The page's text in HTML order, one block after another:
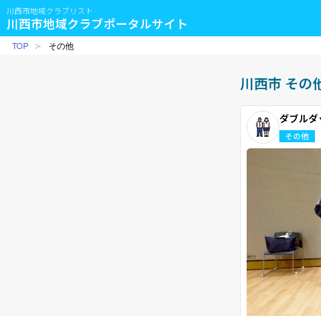
川西市地域クラブリスト
川西市地域クラブポータルサイト
TOP その他
川西市 その
ダブルダ
その他